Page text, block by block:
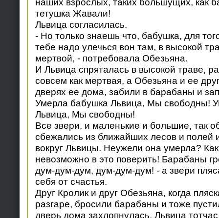
тетушка Жавали!
Львица согласилась.
- Но только знаешь что, бабушка, для
тебе надо улечься вон там, в высокой
мертвой, - потребовала Обезьяна.
И Львица спряталась в высокой траве,
совсем как мертвая, а Обезьяна и ее
дверях ее дома, забили в барабаны и
Умерла бабушка Львица, Мы свободны!
Львица, Мы свободны!
Все звери, и маленькие и большие, так
сбежались из ближайших лесов и полей
вокруг Львицы. Неужели она умерла?
невозможно в это поверить! Барабаны
дум-дум-дум, дум-дум-дум! - а звери
себя от счастья.
Друг Кролик и друг Обезьяна, когда
разгаре, бросили барабаны и тоже
дверь дома захлопнулась. Львица